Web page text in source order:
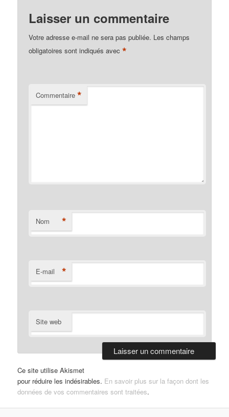
Laisser un commentaire
Votre adresse e-mail ne sera pas publiée. Les champs
obligatoires sont indiqués avec*
Commentaire *
Nom *
E-mail *
Site web
Ce site utilise Akismet
pour réduire les indésirables. En savoir plus sur la façon dont les
données de vos commentaires sont traitées.